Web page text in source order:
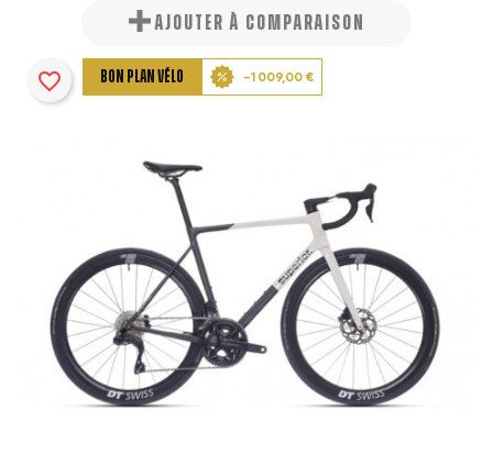
AJOUTER À COMPARAISON
BON PLAN VÉLO -1 009,00 €
favorite_border